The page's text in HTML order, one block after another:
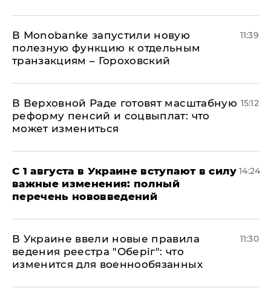
В Мonobankе запустили новую
полезную функцию к отдельным
транзакциям – Гороховский
11:39
В Верховной Раде готовят масштабную
реформу пенсий и соцвыплат: что
может измениться
15:12
С 1 августа в Украине вступают в силу
важные изменения: полный
перечень нововведений
14:24
В Украине ввели новые правила
ведения реестра "Оберіг": что
изменится для военнообязанных
11:30